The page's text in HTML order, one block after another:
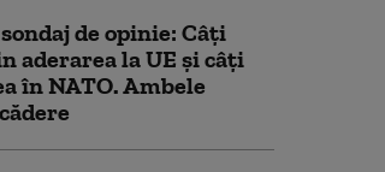
de opinie: Câți
aderarea la UE și câți
în NATO. Ambele